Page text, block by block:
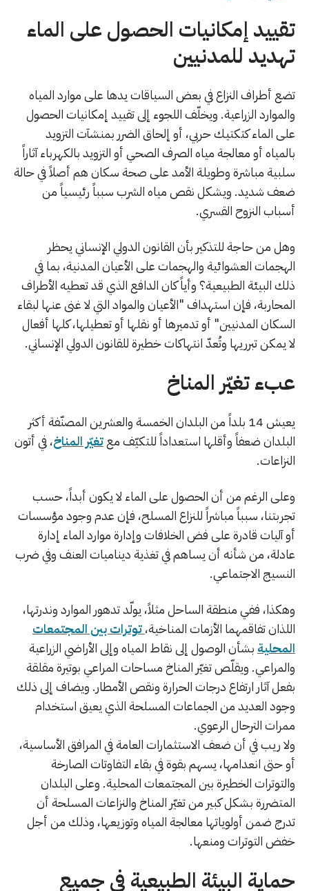
تقييد إمكانيات الحصول على الماء
تهديد للمدنيين
تضع أطراف النزاع في بعض السياقات يدها على موارد المياه
والموارد الزراعية. ويخلّف اللجوء إلى تقييد إمكانيات الحصول
على الماء كتكتيك حربي، أو إلحاق الضرر بمنشآت التزويد
بالمياه أو معالجة مياه الصرف الصحي أو التزويد بالكهرباء آثاراً
سلبية مباشرة وطويلة الأمد على صحة سكان هم أصلاً في حالة
ضعف شديد. ويشكل نقص مياه الشرب سبباً رئيسياً من
أسباب النزوح القسري.
وهل من حاجة للتذكير بأن القانون الدولي الإنساني يحظر
الهجمات العشوائية والهجمات على الأعيان المدنية، بما في
ذلك البيئة الطبيعية؟ وأياً كان الدافع الذي قد تعطيه الأطراف
المحاربة، فإن استهداف "الأعيان والمواد التي لا غنى عنها لبقاء
السكان المدنيين" أو تدميرها أو نقلها أو تعطيلها، كلها أفعال
لا يمكن تبرريها وتُعدّ انتهاكات خطيرة للقانون الدولي الإنساني.
عبء تغيّر المناخ
يعيش 14 بلداً من البلدان الخمسة والعشرين المصنّفة أكثر
البلدان ضعفاً وأقلها استعداداً للتكيّف معتغيّر المناخ، في أتون
النزاعات.
وعلى الرغم من أن الحصول على الماء لا يكون أبداً، حسب
تجربتنا، سبباً مباشراً للنزاع المسلح، فإن عدم وجود مؤسسات
أو آليات قادرة على فض الخلافات وإدارة موارد الماء إدارة
عادلة، من شأنه أن يساهم في تغذية ديناميات العنف وفي ضرب
النسيج الاجتماعي.
وهكذا، ففي منطقة الساحل مثلاً، يولّد تدهور الموارد وندرتها،
اللذان تفاقمهما الأزمات المناخية،توترات بين المجتمعات
المحلية بشأن الوصول إلى نقاط المياه وإلى الأراضي الزراعية
والمراعي. ويقلّص تغيّر المناخ مساحات المراعي بوتيرة مقلقة
بفعل آثار ارتفاع درجات الحرارة ونقص الأمطار. ويضاف إلى ذلك
وجود العديد من الجماعات المسلحة الذي يعيق استخدام
ممرات الترحال الرعوي.
ولا ريب في أن ضعف الاستثمارات العامة في المرافق الأساسية،
أو حتى انعدامها، يسهم بقوة في بقاء التفاوتات الصارخة
والتوترات الخطيرة بين المجتمعات المحلية. وعلى البلدان
المتضررة بشكل كبير من تغيّر المناخ والنزاعات المسلحة أن
تدرج ضمن أولوياتها معالجة المياه وتوزيعها، وذلك من أجل
خفض التوترات ومنعها.
حماية البيئة الطبيعية في جميع